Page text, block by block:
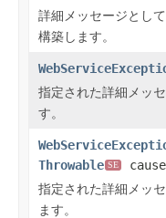
詳細メッセージとして
構築します。
指定された詳細メッ
す。
Throwable SE
指定された詳細メッ
ます。